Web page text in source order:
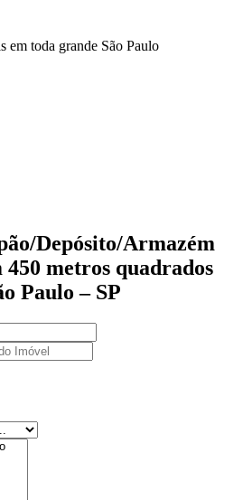
em toda grande São Paulo
Depósito/Armazém
metros quadrados
Paulo – SP